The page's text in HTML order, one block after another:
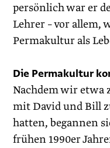
persönlich war er
Lehrer – vor allem,
Permakultur als
Die Permakultur
Nachdem wir etwa
mit David und Bill
hatten, begannen
frühen 1990er